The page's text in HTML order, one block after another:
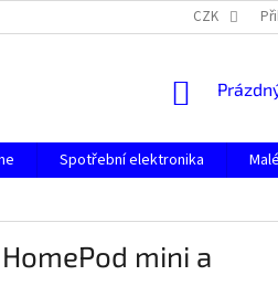
OCHRANY OSOBNÍCH ÚDAJŮ CZK
Spotřební elektronika
mini a